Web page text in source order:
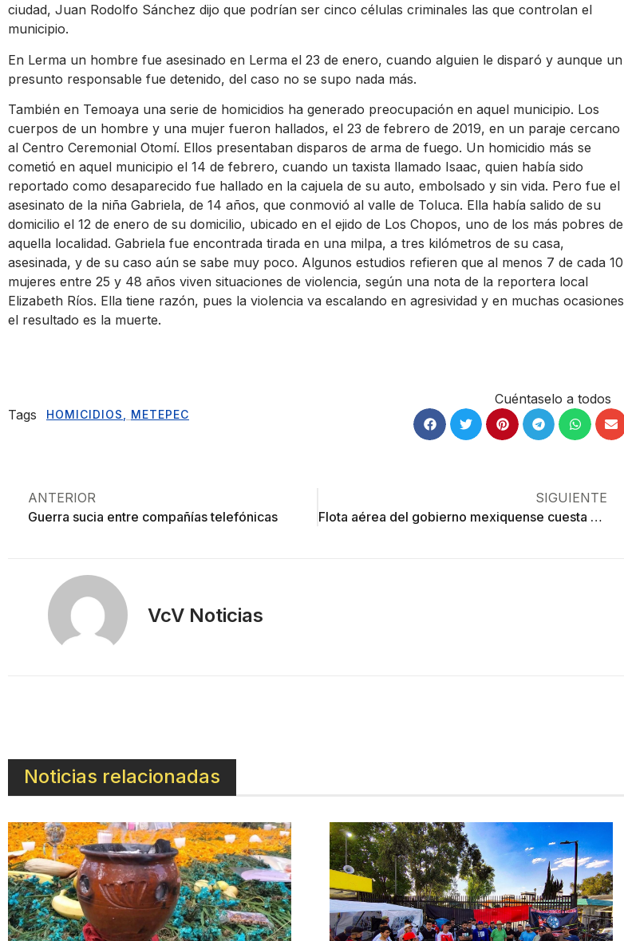
ciudad, Juan Rodolfo Sánchez dijo que podrían ser cinco células criminales las que controlan el
municipio.
En Lerma un hombre fue asesinado en Lerma el 23 de enero, cuando alguien le disparó y aunque un
presunto responsable fue detenido, del caso no se supo nada más.
También en Temoaya una serie de homicidios ha generado preocupación en aquel municipio. Los
cuerpos de un hombre y una mujer fueron hallados, el 23 de febrero de 2019, en un paraje cercano
al Centro Ceremonial Otomí. Ellos presentaban disparos de arma de fuego. Un homicidio más se
cometió en aquel municipio el 14 de febrero, cuando un taxista llamado Isaac, quien había sido
reportado como desaparecido fue hallado en la cajuela de su auto, embolsado y sin vida. Pero fue el
asesinato de la niña Gabriela, de 14 años, que conmovió al valle de Toluca. Ella había salido de su
domicilio el 12 de enero de su domicilio, ubicado en el ejido de Los Chopos, uno de los más pobres de
aquella localidad. Gabriela fue encontrada tirada en una milpa, a tres kilómetros de su casa,
asesinada, y de su caso aún se sabe muy poco. Algunos estudios refieren que al menos 7 de cada 10
mujeres entre 25 y 48 años viven situaciones de violencia, según una nota de la reportera local
Elizabeth Ríos. Ella tiene razón, pues la violencia va escalando en agresividad y en muchas ocasiones
el resultado es la muerte.
Tags HOMICIDIOS METEPEC
Cuéntaselo a todos
ANTERIOR
Guerra sucia entre compañías telefónicas
SIGUIENTE
Flota aérea del gobierno mexiquense cuesta 47.9 millones de dólares
VcV Noticias
Noticias relacionadas